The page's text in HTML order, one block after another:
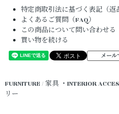
特定商取引法に基づく表記（返
よくあるご質問（FAQ）
この商品について問い合わせる
買い物を続ける
メール
FURNITURE / 家具 ・INTERIOR
リー